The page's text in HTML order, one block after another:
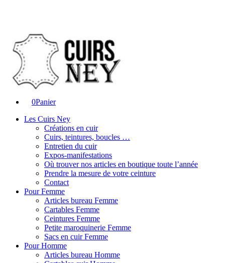
0Panier
Les Cuirs Ney
Créations en cuir
Cuirs, teintures, boucles …
Entretien du cuir
Expos-manifestations
Où trouver nos articles en boutique toute l’année
Prendre la mesure de votre ceinture
Contact
Pour Femme
Articles bureau Femme
Cartables Femme
Ceintures Femme
Petite maroquinerie Femme
Sacs en cuir Femme
Pour Homme
Articles bureau Homme